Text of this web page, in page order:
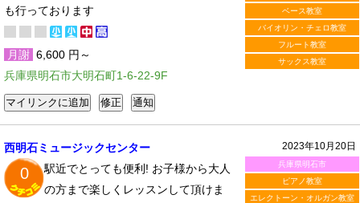
ベース教室
バイオリン・チェロ教室
フルート教室
サックス教室
も行っております
月謝 6,600 円～
兵庫県明石市大明石町1-6-22-9F
2023年10月20日
兵庫県明石市
ピアノ教室
エレクトーン・オルガン教室
西明石ミュージックセンター
0
駅近でとっても便利! お子様から大人
の方まで楽しくレッスンして頂けま